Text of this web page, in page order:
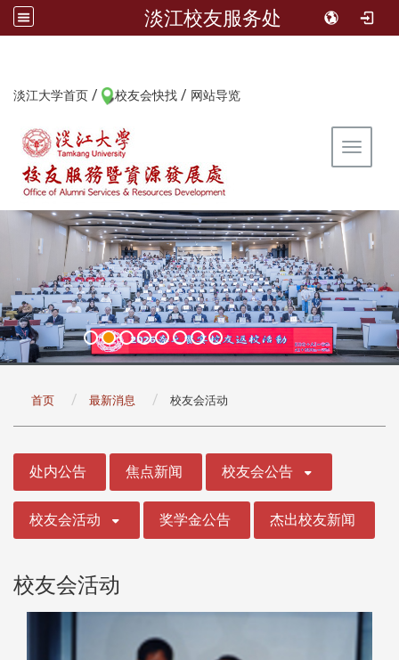
淡江校友服务处
淡江大学首页 / 校友会快找 / 网站导览
Toggle
首页 最新消息 校友会活动
处内公告 焦点新闻 校友会公告
校友会活动 奖学金公告 杰出校友新闻
校友会活动